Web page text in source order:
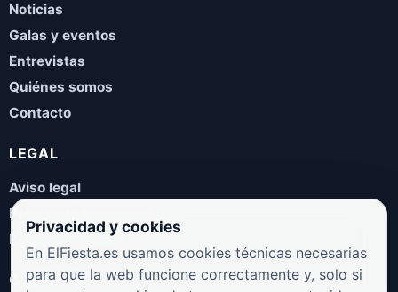
Noticias
Galas y eventos
Entrevistas
Quiénes somos
Contacto
LEGAL
Aviso legal
Política de privacidad
Política de cookies
COLABORA
Privacidad y cookies
En ElFiesta.es usamos cookies técnicas necesarias
para que la web funcione correctamente y, solo si